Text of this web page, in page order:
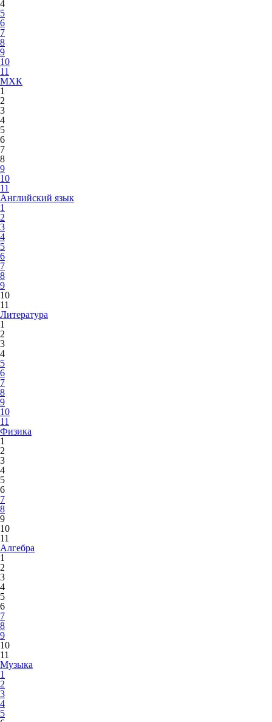
4
5
6
7
8
9
10
11
МХК
1
2
3
4
5
6
7
8
9
10
11
Английский язык
1
2
3
4
5
6
7
8
9
10
11
Литература
1
2
3
4
5
6
7
8
9
10
11
Физика
1
2
3
4
5
6
7
8
9
10
11
Алгебра
1
2
3
4
5
6
7
8
9
10
11
Музыка
1
2
3
4
5